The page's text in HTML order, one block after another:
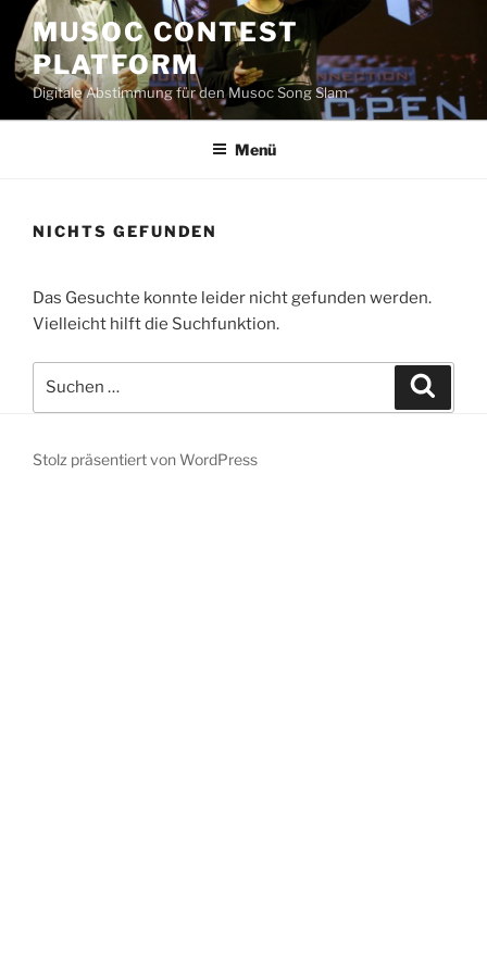
Zum
Inhalt
springen
MUSOC CONTEST
PLATFORM
Digitale Abstimmung für den Musoc Song Slam
Menü
NICHTS GEFUNDEN
Das Gesuchte konnte leider nicht gefunden werden.
Vielleicht hilft die Suchfunktion.
nach:
Stolz präsentiert von WordPress